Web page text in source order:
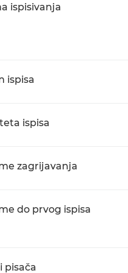
ispisivanja
ispisa
ispisa
zagrijavanja
do prvog ispisa
pisača